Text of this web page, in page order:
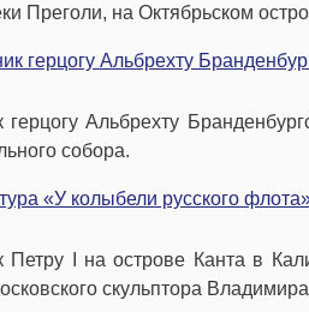
Преголи, на Октябрьском
герцогу Альбрехту
герцогу Альбрехту
собора.
«У колыбели русского
Петру I на острове Канта в
скульптора